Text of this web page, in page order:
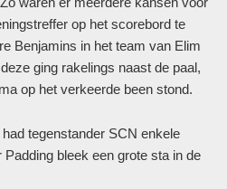
op het scorebord te
Benjamins in het team van Elim
ging rakelings naast de paal,
op het verkeerde been stond.
tegenstander SCN enkele
bleek een grote sta in de